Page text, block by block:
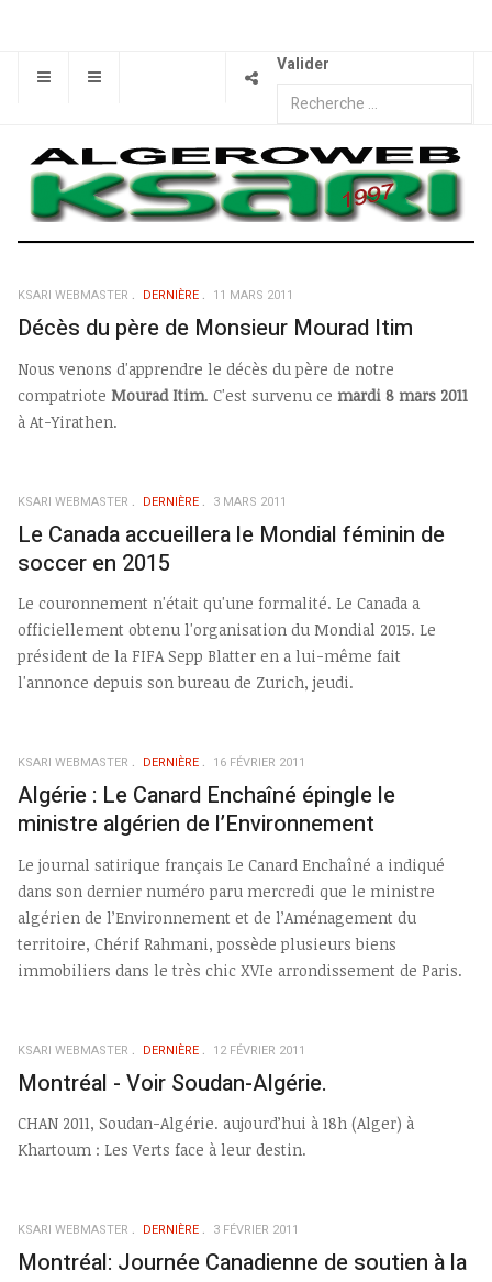
Valider
KSARI WEBMASTER DERNIÈRE 11 MARS 2011
Décès du père de Monsieur Mourad Itim
Nous venons d'apprendre le décès du père de notre
compatriote Mourad Itim. C'est survenu ce mardi 8 mars 2011
à At-Yirathen.
KSARI WEBMASTER DERNIÈRE 3 MARS 2011
Le Canada accueillera le Mondial féminin de
soccer en 2015
Le couronnement n'était qu'une formalité. Le Canada a
officiellement obtenu l'organisation du Mondial 2015. Le
président de la FIFA Sepp Blatter en a lui-même fait
l'annonce depuis son bureau de Zurich, jeudi.
KSARI WEBMASTER DERNIÈRE 16 FÉVRIER 2011
Algérie : Le Canard Enchaîné épingle le
ministre algérien de l’Environnement
Le journal satirique français Le Canard Enchaîné a indiqué
dans son dernier numéro paru mercredi que le ministre
algérien de l’Environnement et de l’Aménagement du
territoire, Chérif Rahmani, possède plusieurs biens
immobiliers dans le très chic XVIe arrondissement de Paris.
KSARI WEBMASTER DERNIÈRE 12 FÉVRIER 2011
Montréal - Voir Soudan-Algérie.
CHAN 2011, Soudan-Algérie. aujourd’hui à 18h (Alger) à
Khartoum : Les Verts face à leur destin.
KSARI WEBMASTER DERNIÈRE 3 FÉVRIER 2011
Montréal: Journée Canadienne de soutien à la